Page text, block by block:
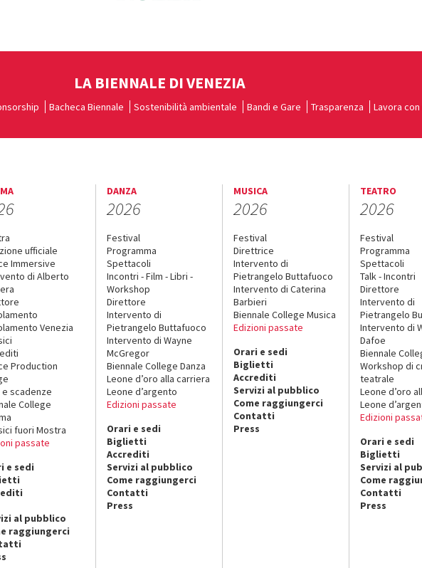
LA BIENNALE DI VENEZIA
Bacheca Biennale Sostenibilità ambientale Bandi e Gare Trasparenza Lavora con
ufficiale
Immersive
di Alberto
Venezia
Production
e scadenze
College
fuori Mostra
passate
e sedi
al pubblico
raggiungerci
DANZA
2026
Festival
Programma
Spettacoli
Incontri - Film - Libri -
Workshop
Direttore
Intervento di
Pietrangelo Buttafuoco
Intervento di Wayne
McGregor
Biennale College Danza
Leone d’oro alla carriera
Leone d’argento
Edizioni passate
Orari e sedi
Biglietti
Accrediti
Servizi al pubblico
Come raggiungerci
Contatti
Press
MUSICA
2026
Festival
Direttrice
Intervento di
Pietrangelo Buttafuoco
Intervento di Caterina
Barbieri
Biennale College Musica
Edizioni passate
Orari e sedi
Biglietti
Accrediti
Servizi al pubblico
Come raggiungerci
Contatti
Press
TEATRO
2026
Festival
Programma
Spettacoli
Talk - Incontri
Direttore
Intervento di
Pietrangelo
Intervento di
Dafoe
Biennale
Workshop di
teatrale
Leone d’oro
Leone
Edizioni
Orari e sedi
Biglietti
Servizi al
Come
Contatti
Press